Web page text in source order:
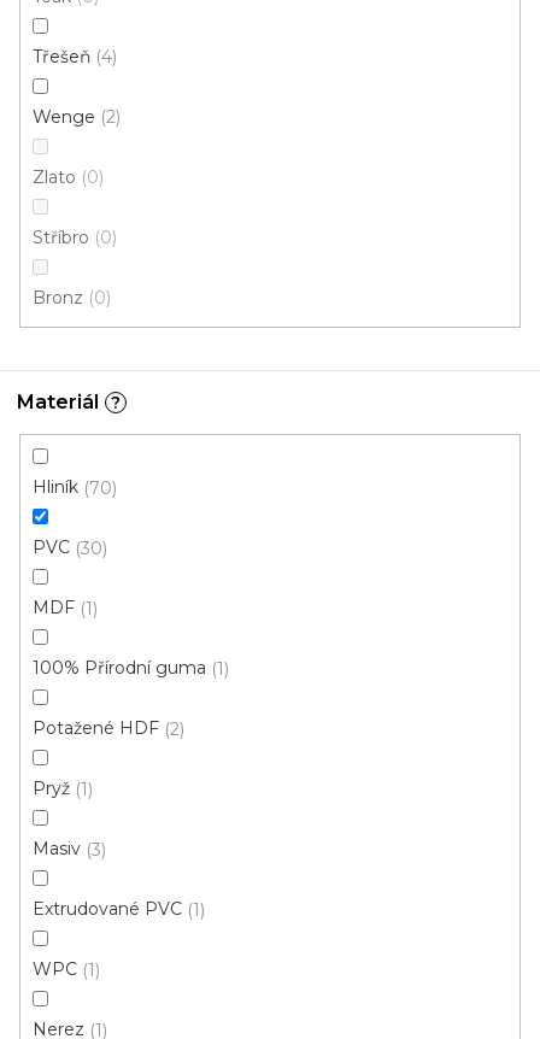
Třešeň 4
Wenge 2
Zlato 0
Stříbro 0
Bronz 0
Materiál ?
Hliník 70
PVC 30
MDF 1
100% Přírodní guma 1
Potažené HDF 2
Pryž 1
Masiv 3
Extrudované PVC 1
WPC 1
Nerez 1
Obvodová lišta VS 12/12 Čtvrtkruhový profil
145 Kč/ ks
Bílá (117)